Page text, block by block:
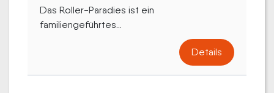
Das Roller-Paradies ist ein
familiengeführtes...
Details